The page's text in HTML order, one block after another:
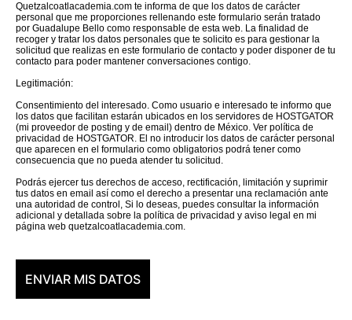
Quetzalcoatlacademia.com te informa de que los datos de carácter
personal que me proporciones rellenando este formulario serán tratado
por Guadalupe Bello como responsable de esta web. La finalidad de
recoger y tratar los datos personales que te solicito es para gestionar la
solicitud que realizas en este formulario de contacto y poder disponer de tu
contacto para poder mantener conversaciones contigo.
Legitimación:
Consentimiento del interesado. Como usuario e interesado te informo que
los datos que facilitan estarán ubicados en los servidores de HOSTGATOR
(mi proveedor de posting y de email) dentro de México. Ver política de
privacidad de HOSTGATOR. El no introducir los datos de carácter personal
que aparecen en el formulario como obligatorios podrá tener como
consecuencia que no pueda atender tu solicitud.
Podrás ejercer tus derechos de acceso, rectificación, limitación y suprimir
tus datos en email así como el derecho a presentar una reclamación ante
una autoridad de control, Si lo deseas, puedes consultar la información
adicional y detallada sobre la política de privacidad y aviso legal en mi
página web quetzalcoatlacademia.com.